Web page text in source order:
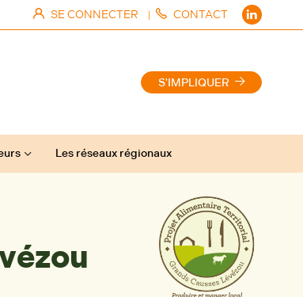
SE CONNECTER | CONTACT
S'IMPLIQUER
Les réseaux régionaux